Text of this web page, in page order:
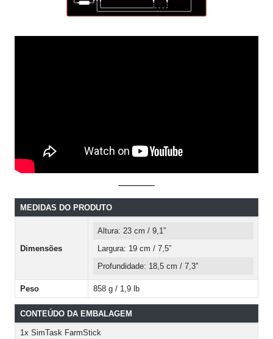
MEDIDAS DO PRODUTO
Dimensões
Altura: 23 cm / 9,1”
Largura: 19 cm / 7,5”
Profundidade: 18,5 cm / 7,3”
Peso 858 g / 1,9 lb
CONTEÚDO DA EMBALAGEM
1x SimTask FarmStick